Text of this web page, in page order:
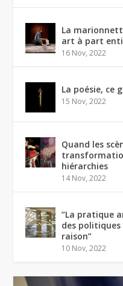
La
art à part
16 Nov, 2022
La poésie, ce
15 Nov, 2022
Quand les
hiérarchies
14 Nov, 2022
“La pratique
des
raison”
10 Nov, 2022